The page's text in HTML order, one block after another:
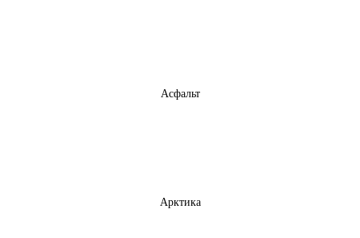
Арктика
Асфальт